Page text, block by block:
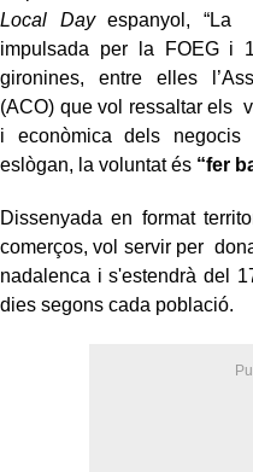
Local Dayespanyol, “La
impulsada per la FOEG i
gironines, entre elles
(ACO) que vol ressaltar els
i econòmica dels
eslògan, la voluntat és “fer
Dissenyada en format
comerços, vol servir per
nadalenca i s'estendrà del
dies segons cada població.